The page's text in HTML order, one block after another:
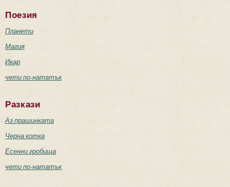
Поезия
Планети
Магия
Икар
чети по-нататък
Разкази
Аз прашинката
Черна котка
Есенни гробища
чети по-нататък